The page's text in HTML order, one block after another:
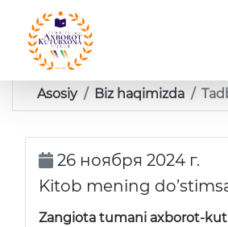
Asosiy Biz haqimizda
26 ноября 2024 г.
Kitob mening
Zangiota tumani axborot-